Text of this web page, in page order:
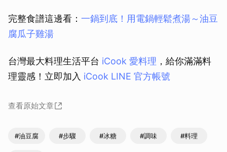
完整食譜這邊看： 一鍋到底！用電鍋輕鬆煮湯～油豆
腐瓜子雞湯
台灣最大料理生活平台 iCook 愛料理 ，給你滿滿料
理靈感！立即加入 iCook LINE 官方帳號
查看原始文章
#油豆腐 #步驟 #冰糖 #調味 #料理